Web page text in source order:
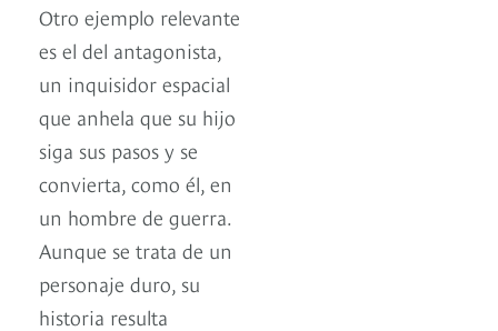
Otro ejemplo relevante
es el del antagonista,
un inquisidor espacial
que anhela que su hijo
siga sus pasos y se
convierta, como él, en
un hombre de guerra.
Aunque se trata de un
personaje duro, su
historia resulta